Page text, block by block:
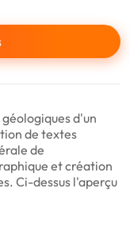
d'un
de textes
de
et création
Ci-dessus l'aperçu